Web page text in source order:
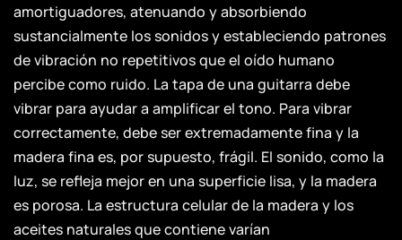
amortiguadores, atenuando y absorbiendo
sustancialmente los sonidos y estableciendo patrones
de vibración no repetitivos que el oído humano
percibe como ruido. La tapa de una guitarra debe
vibrar para ayudar a amplificar el tono. Para vibrar
correctamente, debe ser extremadamente fina y la
madera fina es, por supuesto, frágil. El sonido, como la
luz, se refleja mejor en una superficie lisa, y la madera
es porosa. La estructura celular de la madera y los
aceites naturales que contiene varían